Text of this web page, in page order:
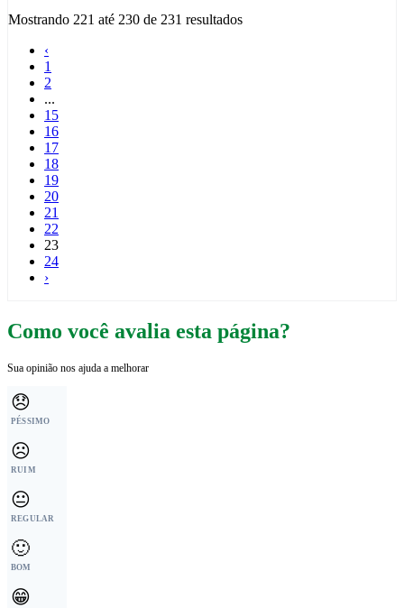
Mostrando 221 até 230 de 231 resultados
‹
1
2
...
15
16
17
18
19
20
21
22
23
24
›
Como você avalia esta página?
Sua opinião nos ajuda a melhorar
😞
PÉSSIMO
☹️
RUIM
😐
REGULAR
🙂
BOM
😁